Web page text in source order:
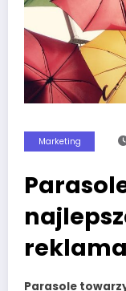
Marketing
reklama
Parasole